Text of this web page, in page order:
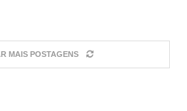
MAIS POSTAGENS